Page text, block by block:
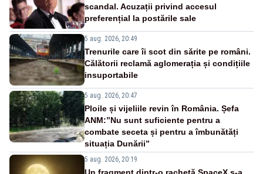
scandal. Acuzații privind accesul
preferențial la postările sale
5 aug. 2026, 20:49
Trenurile care îi scot din sărite pe români.
Călătorii reclamă aglomerația și condițiile
insuportabile
5 aug. 2026, 20:47
Ploile și vijeliile revin în România. Șefa
ANM:”Nu sunt suficiente pentru a
combate seceta și pentru a îmbunătăți
situația Dunării”
5 aug. 2026, 20:19
Un fragment dintr-o rachetă SpaceX s-a